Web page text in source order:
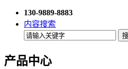
130-9889-8883
内容搜索
产品中心